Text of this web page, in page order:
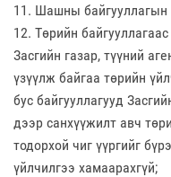
11. Шашны байгууллагын
12. Төрийн
Засгийн газар, түүний
үзүүлж байгаа төрийн
бус байгууллагууд
дээр санхүүжилт авч
тодорхой чиг үүргийг
үйлчилгээ хамаарахгүй;